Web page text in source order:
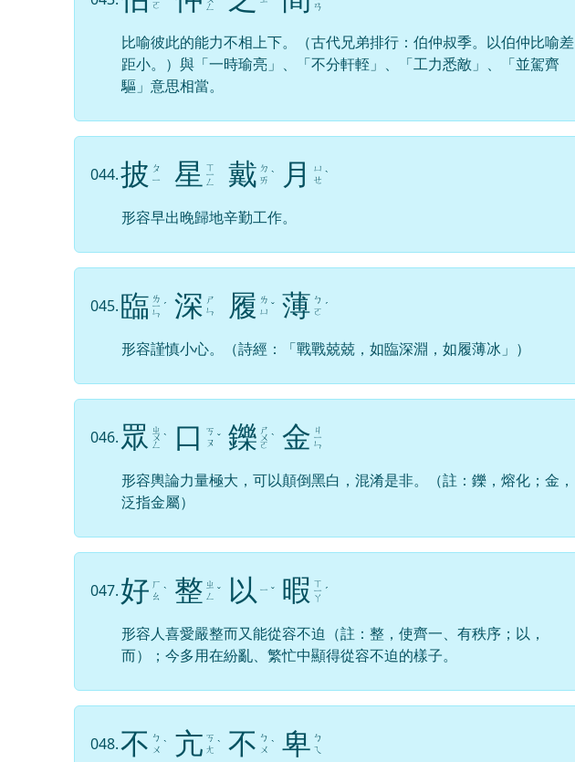
ㄛ
ㄥ ㄢ
比喻彼此的能力不相上下。（古代兄弟排行：伯仲叔季。以伯仲比喻差
距小。）與「一時瑜亮」、「不分軒輊」、「工力悉敵」、「並駕齊
驅」意思相當。
044.披 ㄆ
ㄧ
星 ㄒ
ㄧ
ㄥ 戴 ㄉ
ㄞ ˋ 月
ㄩ
ㄝ ˋ
形容早出晚歸地辛勤工作。
045.臨 ㄌ
ㄧ
ㄣ
ˊ 深 ㄕ
ㄣ
履 ㄌ
ㄩ ˇ 薄 ㄅ
ㄛ ˊ
形容謹慎小心。（詩經：「戰戰兢兢，如臨深淵，如履薄冰」）
046. 眾 ㄓ
ㄨ
ㄥ
ˋ 口
ㄎ
ㄡ ˇ 鑠 ㄕ
ㄨ
ㄛ
ˋ 金 ㄐ
ㄧ
ㄣ
形容輿論力量極大，可以顛倒黑白，混淆是非。（註：鑠，熔化；金，
泛指金屬）
047.好 ㄏ
ㄠ ˋ 整 ㄓ
ㄥ ˇ 以 ㄧ ˇ 暇 ㄒ
ㄧ
ㄚ
ˊ
形容人喜愛嚴整而又能從容不迫（註：整，使齊一、有秩序；以，
而）；今多用在紛亂、繁忙中顯得從容不迫的樣子。
048.不 ㄅ
ㄨ ˋ 亢 ㄎ
ㄤ ˋ 不 ㄅ
ㄨ ˋ 卑 ㄅ
ㄟ